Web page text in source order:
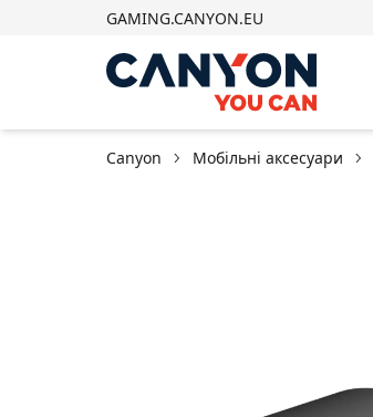
GAMING.CANYON.EU
Canyon Мобільні аксесуари